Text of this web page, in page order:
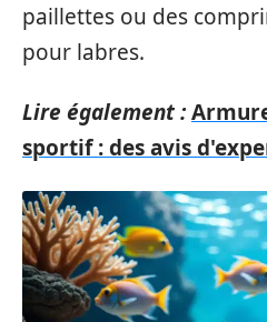
paillettes ou des
pour labres.
Lire également :
sportif : des avis